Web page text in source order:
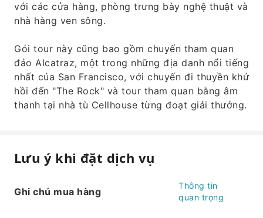
với các cửa hàng, phòng trưng bày nghệ thuật và
nhà hàng ven sông.
Gói tour này cũng bao gồm chuyến tham quan
đảo Alcatraz, một trong những địa danh nổi tiếng
nhất của San Francisco, với chuyến đi thuyền khứ
hồi đến "The Rock" và tour tham quan bằng âm
thanh tại nhà tù Cellhouse từng đoạt giải thưởng.
Lưu ý khi đặt dịch vụ
Ghi chú mua hàng
Thông tin
quan trọng